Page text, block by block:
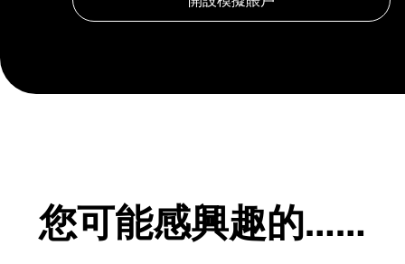
您可能感興趣的……